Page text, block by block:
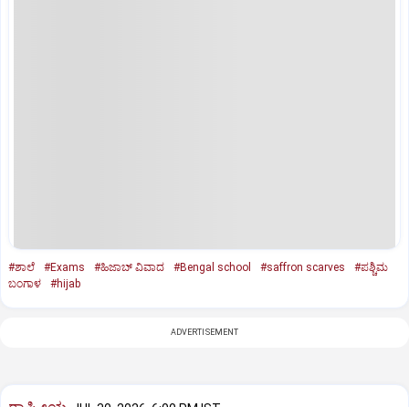
#ಶಾಲೆ #Exams #ಹಿಜಾಬ್ ವಿವಾದ #Bengal school #saffron scarves
#ಪಶ್ಚಿಮ
ಬಂಗಾಳ
#hijab
ADVERTISEMENT